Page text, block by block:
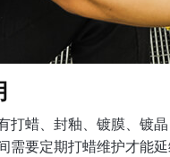
打蜡、封釉、镀膜、镀
需要定期打蜡维护才能